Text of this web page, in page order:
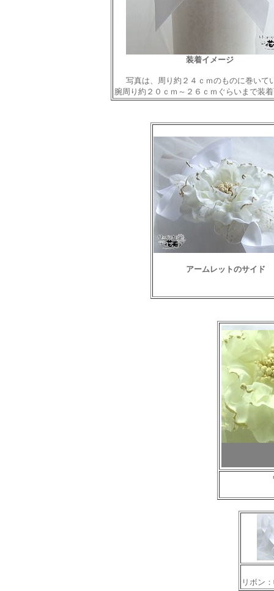
装着イメージ
写真は、周り約２４ｃｍのものに巻いて
腕周り約２０ｃｍ～２６ｃｍぐらいまで装
アームレットのサイド
リボン